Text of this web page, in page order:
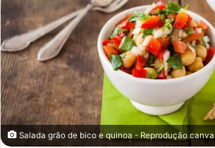
Salada grão de bico e quinoa - Reprodução canva